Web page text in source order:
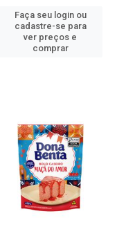
Faça seu login ou
cadastre-se para
ver preços e
comprar